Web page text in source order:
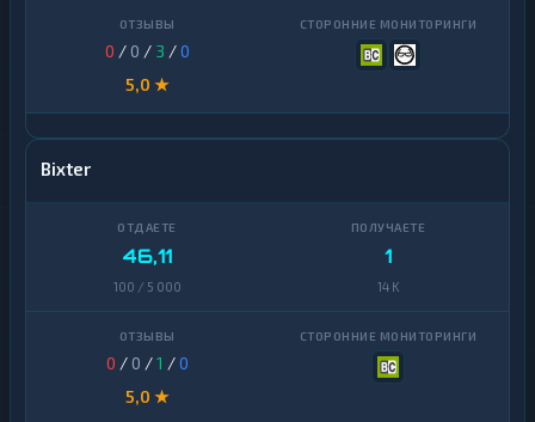
0 / 0 / 3 /0
5,0 ★
Bixter
46,11
100 / 5 000
1
14 K
0 / 0 /1 /0
5,0 ★